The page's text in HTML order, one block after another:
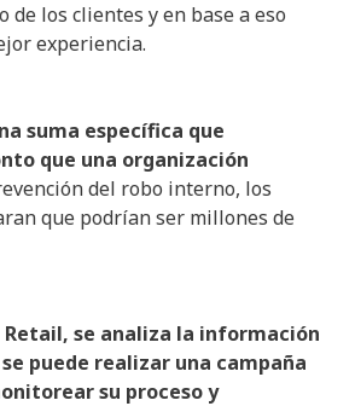
de los clientes y en base a eso
experiencia.
suma específica que
que una organización
del robo interno, los
que podrían ser millones de
Retail, se analiza la información
puede realizar una campaña
su proceso y